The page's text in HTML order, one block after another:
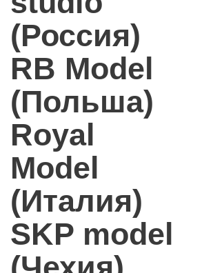
(Россия)
RB Model
(Польша)
Royal
Model
(Италия)
SKP model